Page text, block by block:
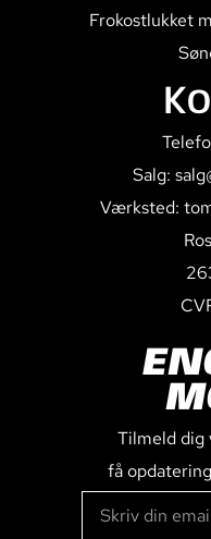
Frokostlukket
Salg:
Værksted:
Tilmeld dig
få